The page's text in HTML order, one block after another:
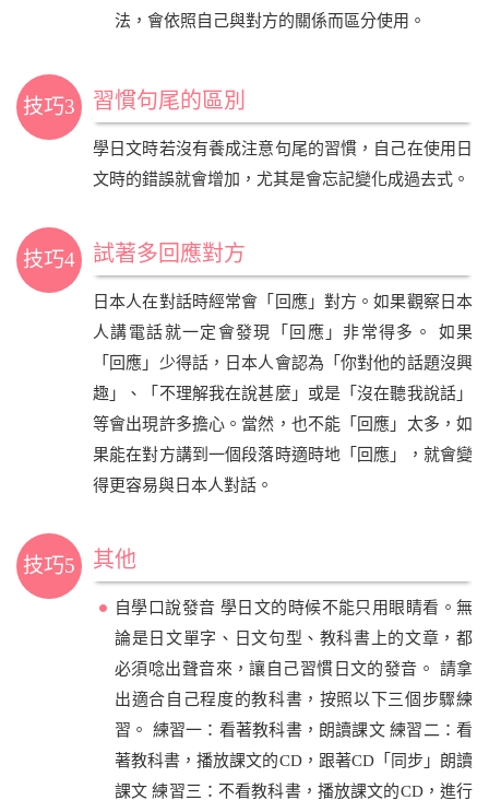
法，會依照自己與對方的關係而區分使用。
技巧3 習慣句尾的區別
學日文時若沒有養成注意句尾的習慣，自己在使用日
文時的錯誤就會增加，尤其是會忘記變化成過去式。
技巧4 試著多回應對方
日本人在對話時經常會「回應」對方。如果觀察日本
人講電話就一定會發現「回應」非常得多。 如果
「回應」少得話，日本人會認為「你對他的話題沒興
趣」、「不理解我在說甚麼」或是「沒在聽我說話」
等會出現許多擔心。當然，也不能「回應」太多，如
果能在對方講到一個段落時適時地「回應」，就會變
得更容易與日本人對話。
技巧5 其他
自學口說發音 學日文的時候不能只用眼睛看。無
論是日文單字、日文句型、教科書上的文章，都
必須唸出聲音來，讓自己習慣日文的發音。 請拿
出適合自己程度的教科書，按照以下三個步驟練
習。 練習一：看著教科書，朗讀課文 練習二：看
著教科書，播放課文的CD，跟著CD「同步」朗讀
課文 練習三：不看教科書，播放課文的CD，進行